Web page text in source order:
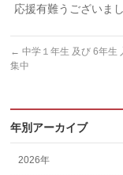
応援有難うございまし
← 中学１年生 及び 6年生
集中
年別アーカイブ
2026年